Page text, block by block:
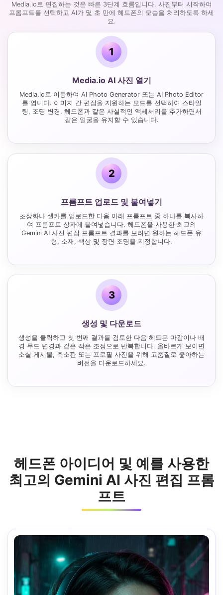
Media.io로 편집하는 것은 빠른 3단계 흐름입니다. 사진부터 시작하여
프롬프트를 선택하고 AI가 몇 초 만에 헤드폰의 모습을 처리하도록 하세
요.
1
Media.io AI 사진 열기
Media.io로 이동하여 AI Photo Generator 또는 AI Photo Editor
를 엽니다. 이미지 간 편집을 지원하는 모드를 선택하여 스타일
링, 조명 변경, 헤드폰과 같은 사실적인 액세서리를 추가하면서
같은 얼굴을 유지할 수 있습니다.
2
프롬프트 업로드 및 붙여넣기
초상화나 셀카를 업로드한 다음 아래 프롬프트 중 하나를 복사하
여 프롬프트 상자에 붙여넣습니다. 헤드폰을 사용한 최고의
Gemini AI 사진 편집 프롬프트 결과를 보려면 원하는 헤드폰 유
형, 소재, 색상 및 장면 조명을 지정합니다.
3
생성 및 다운로드
생성을 클릭하고 첫 번째 결과를 검토한 다음 헤드폰 마감이나 배
경 무드 변경과 같은 작은 조정으로 반복합니다. 올바르게 보이면
소셜 게시물, 축소판 또는 프로필 사진을 위해 고품질로 좋아하는
버전을 다운로드하세요.
헤드폰 아이디어 및 예를 사용한
최고의 Gemini AI 사진 편집 프롬
프트